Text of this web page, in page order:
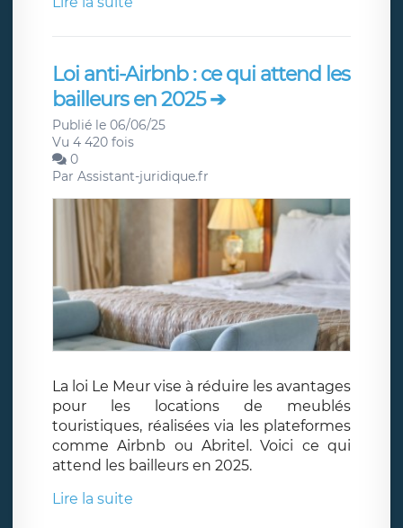
Loi anti-Airbnb : ce qui attend les
bailleurs en 2025 ➔
Publié le 06/06/25
Vu 4 420 fois
0
Par Assistant-juridique.fr
La loi Le Meur vise à réduire les avantages
pour les locations de meublés
touristiques, réalisées via les plateformes
comme Airbnb ou Abritel. Voici ce qui
attend les bailleurs en 2025.
Lire la suite